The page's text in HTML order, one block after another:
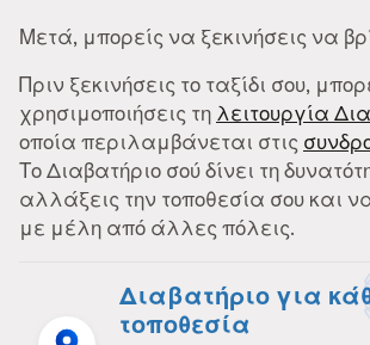
Μετά, μπορείς να ξεκινήσεις να
Πριν ξεκινήσεις το ταξίδι σου,
χρησιμοποιήσεις τη λειτουργία
οποία περιλαμβάνεται στις
Το Διαβατήριο σού δίνει τη
αλλάξεις την τοποθεσία σου και
με μέλη από άλλες πόλεις.
Διαβατήριο για
τοποθεσία